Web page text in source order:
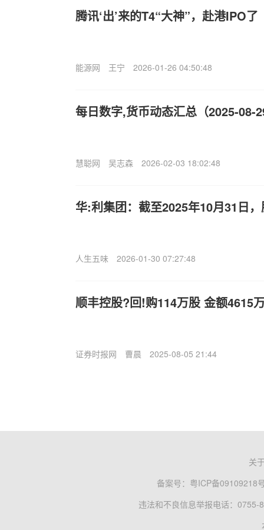
腾讯‘出’来的T4“大神”，赴港IPO了
能源网 王宁 2026-01-26 04:50:48
每日数字,货币动态汇总（2025-08-
慧聪网 吴志森 2026-02-03 18:02:48
华:利集团：截至2025年10月31日
人生五味 2026-01-30 07:27:48
顺丰控股?回!购114万股 金额4615
证券时报网 曹晨 2025-08-05 21:44
关
备案号： 粤ICP备09109218
违法和不良信息举报电话：0755-